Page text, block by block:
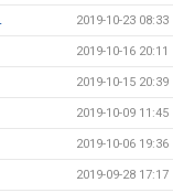
2019-10-23 08:33
2019-10-16 20:11
2019-10-15 20:39
2019-10-09 11:45
2019-10-06 19:36
2019-09-28 17:17